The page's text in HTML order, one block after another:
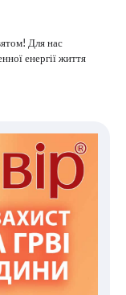
Для нас
енергії життя